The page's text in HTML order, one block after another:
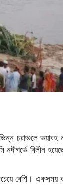
চরাঞ্চলে
নদীগর্ভে বিলীন
বেশি।